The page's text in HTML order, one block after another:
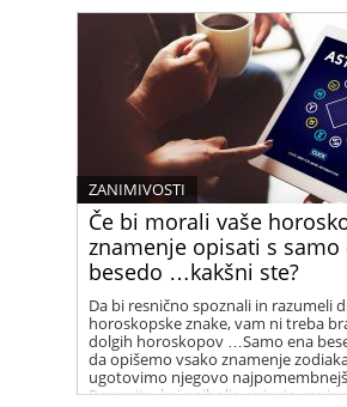
mora …ste med njimi?
Če bi morali vaše
znamenje opisati s samo
besedo …kakšni ste?
ZANIMIVOSTI
Da bi resnično spoznali in razumeli
horoskopske znake, vam ni treba
dolgih horoskopov …Samo ena
da opišemo vsako znamenje
ugotovimo njegovo
Preverite, kaj najbolje opisuje vas in